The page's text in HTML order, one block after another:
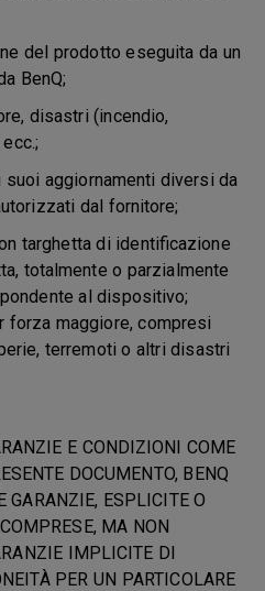
del prodotto eseguita da un
BenQ;
disastri (incendio,
aggiornamenti diversi da
dal fornitore;
targhetta di identificazione
totalmente o parzialmente
al dispositivo;
maggiore, compresi
terremoti o altri disastri
E CONDIZIONI COME
DOCUMENTO, BENQ
GARANZIE, ESPLICITE O
MA NON
IMPLICITE DI
PER UN PARTICOLARE